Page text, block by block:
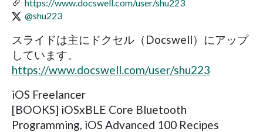
https://www.docswell.com/user/shu223
@shu223
スライドは主にドクセル（Docswell）にアップ
しています。
https://www.docswell.com/user/shu223
iOS Freelancer
[BOOKS] iOSxBLE Core Bluetooth
Programming, iOS Advanced 100 Recipes